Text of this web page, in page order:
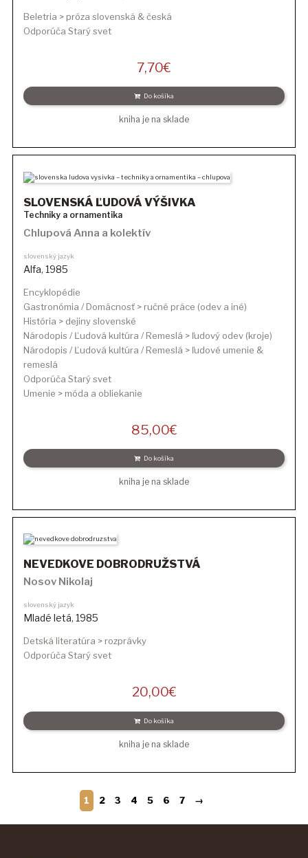
Beletria > próza slovenská & česká
Odporúča Starý svet
7,70€
Do košíka
kniha je na sklade
SLOVENSKÁ ĽUDOVÁ VÝŠIVKA
Techniky a ornamentika
Chlupová Anna a kolektív
slovenský jazyk
Alfa, 1985
Encyklopédie
Gastronómia / Domácnosť > ručné práce (odev a iné)
História > dejiny slovenské
Národopis / Ľudová kultúra / Remeslá > ľudový odev (kroje)
Národopis / Ľudová kultúra / Remeslá > ľudové umenie &
remeslá
Odporúča Starý svet
Umenie > móda a obliekanie
85,00€
Do košíka
kniha je na sklade
NEVEDKOVE DOBRODRUŽSTVÁ
Nosov Nikolaj
slovenský jazyk
Mladé letá, 1985
Detská literatúra > rozprávky
Odporúča Starý svet
20,00€
Do košíka
kniha je na sklade
1 2 3 4 5 6 7 →